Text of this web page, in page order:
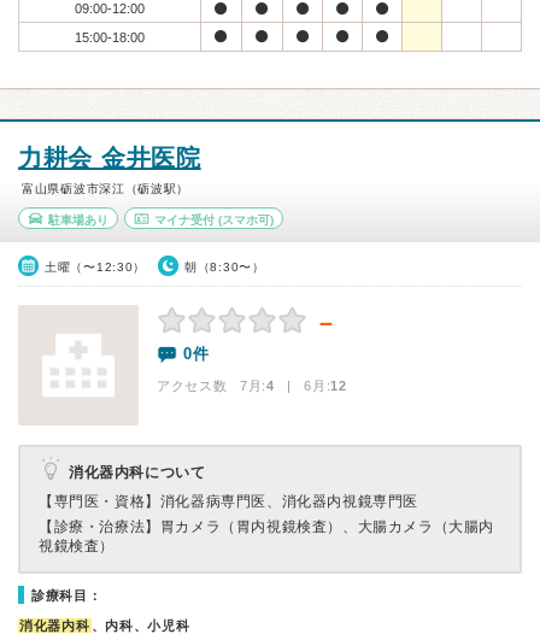
09:00-12:00
15:00-18:00
力耕会 金井医院
富山県砺波市深江（砺波駅）
駐車場あり マイナ受付(スマホ可)
土曜（〜12:30） 朝（8:30〜）
－
0件
アクセス数 7月:4 | 6月:12
消化器内科について
【専門医・資格】 消化器病専門医、消化器内視鏡専門医
【診療・治療法】 胃カメラ（胃内視鏡検査）、大腸カメラ（大腸内
視鏡検査）
診療科目：
消化器内科 、内科、小児科